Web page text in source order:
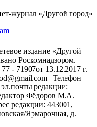
журнал «Другой город»
издание «Другой
Роскомнадзором.
- 71907от 13.12.2017 г. |
| Телефон
редакции:
Фёдоров М.А.
редакции: 443001,
Ярмарочная, д.